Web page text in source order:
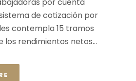
de cotización por
contempla 15 tramos
los rendimientos netos...